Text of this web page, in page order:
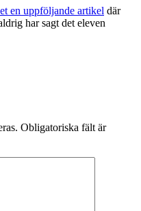
en uppföljande artikel där
har sagt det eleven
Obligatoriska fält är